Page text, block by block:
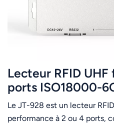
Lecteur RFID
ports ISO18000-
Impinj E710 prise
Le JT-928 est un lecteur
performance à 2 ou 4 ports,